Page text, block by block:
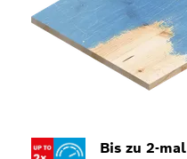
Bis zu 2-mal